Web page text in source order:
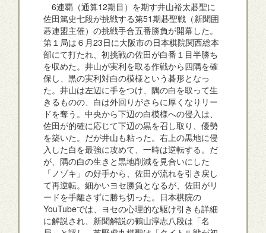
6連覇（通算12期目）を期す井山裕太碁聖に
佐田篤史七段が挑戦する第51期碁聖戦（新聞囲
碁連盟主催）の挑戦手合五番勝負が開幕した。
第１局は６月23日に大阪市の日本棋院関西総本
部にて打たれ、初挑戦の佐田が白番１目半勝ち
を収めた。井山が実利を取る作戦から四隅を確
保し、黒の実利対白の模様という碁形となっ
た。井山は左辺に手をつけ、隅の白を取って生
きるものの、白は外回りがさらに厚くなりリー
ドを奪う。中央から下辺の白模様への侵入は、
佐田が的確に応じて下辺の黒を召し取り、優勢
を築いた。だが井山も粘った。右上の黒地に侵
入した白を最強に攻めて、一時は逆転する。だ
が、隅の白の生きと黒地削減を見合いにした
「ノゾキ」の好手から、佐田が流れを引き戻し
て再逆転。細かいヨセ勝負となるが、佐田がリ
ードを手離さずに勝ち切った。日本棋院の
YouTubeでは、ヨセの心理的な駆け引きも詳細
に解説され、新聞解説の鶴山淳志八段は「名